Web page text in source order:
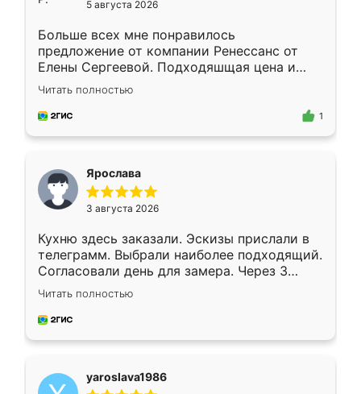
5 августа 2026
Больше всех мне понравилось
предложение от компании Ренессанс от
Елены Сергеевой. Подходяшщая цена и
короткие сроки изготовления. Приехавший
для замера сотрудник Владислав
предложил по моему эскизу самый
Читать полностью
1
Ярослава
3 августа 2026
Кухню здесь заказали. Эскизы прислали в
телеграмм. Выбрали наиболее подходящий.
Согласовали день для замера. Через 3
недели кухня была уже готова. Остались
довольны работой. Спасибо Ренессанс
мебель за качественную работу!
Читать полностью
yaroslava1986